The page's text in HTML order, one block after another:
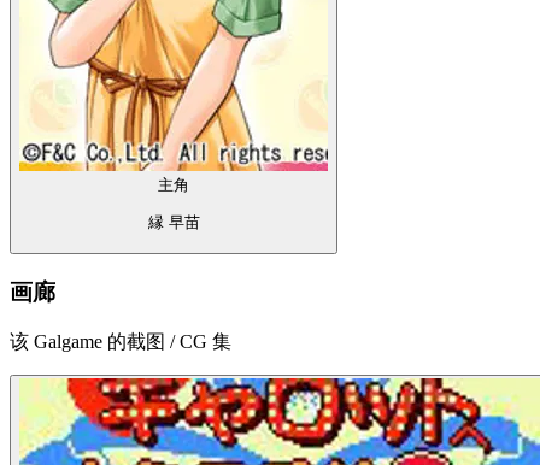
主角
縁 早苗
画廊
该 Galgame 的截图 / CG 集